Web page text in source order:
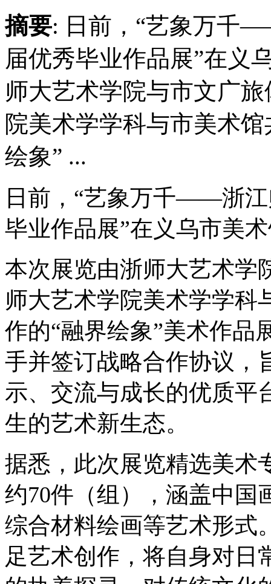
摘要: 日前，“艺象万千
届优秀毕业作品展”在义
师大艺术学院与市文广
院美术学学科与市美术
绘象” ...
日前，“艺象万千——浙江
毕业作品展”在义乌市美
本次展览由浙师大艺术学
师大艺术学院美术学学科
作的“融界绘象”美术作品
手并签订战略合作协议，
示、交流与成长的优质平
生的艺术新生态。
据悉，此次展览精选美术
约70件（组），涵盖中国
综合材料绘画等艺术形式
足艺术创作，将自身对日